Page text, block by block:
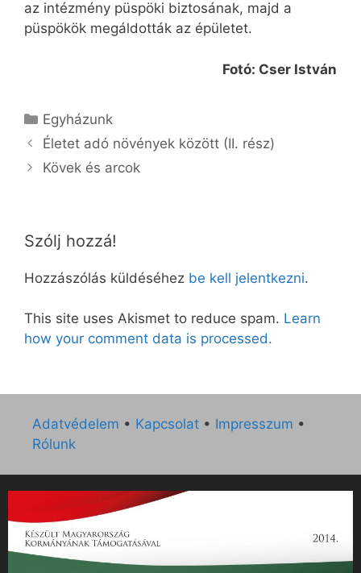
az intézmény püspöki biztosának, majd a
püspökök megáldották az épületet.
Fotó: Cser István
Kategória
Egyházunk
Életet adó növények között (II. rész)
Kövek és arcok
Szólj hozzá!
Hozzászólás küldéséhez be kell jelentkezni.
This site uses Akismet to reduce spam. Learn
how your comment data is processed.
Adatvédelem • Kapcsolat • Impresszum •
Rólunk